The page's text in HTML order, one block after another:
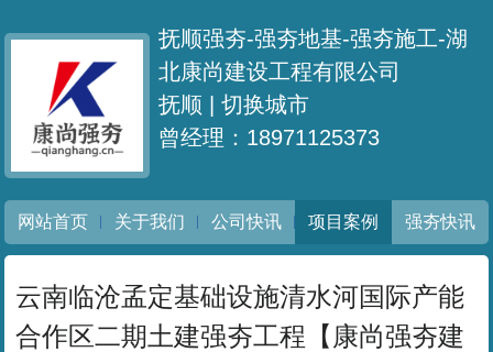
抚顺强夯-强夯地基-强夯施工-湖
北康尚建设工程有限公司
抚顺 |切换城市
曾经理：18971125373
网站首页 关于我们 公司快讯 项目案例 强夯快讯
云南临沧孟定基础设施清水河国际产能
合作区二期土建强夯工程【康尚强夯建